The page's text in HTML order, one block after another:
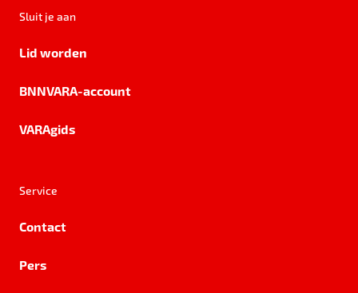
Sluit je aan
Lid worden
BNNVARA-account
VARAgids
Service
Contact
Pers